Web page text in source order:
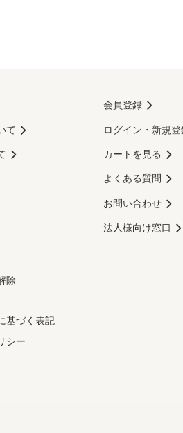
て
会員登録
ログイン・新規
カートを見る
よくある質問
お問い合わせ
法人様向け窓口
除
基づく表記
シー